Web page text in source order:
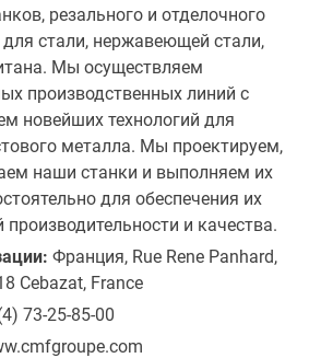
резального и отделочного
стали, нержавеющей стали,
Мы осуществляем
производственных линий с
новейших технологий для
металла. Мы проектируем,
наши станки и выполняем их
для обеспечения их
и качества.
Франция, Rue Rene Panhard,
Cebazat, France
73-25-85-00